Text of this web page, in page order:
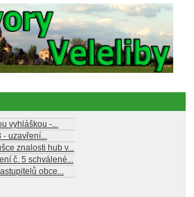
vyhláškou -...
- uzavření...
znalosti hub v...
č. 5 schválené...
obce...